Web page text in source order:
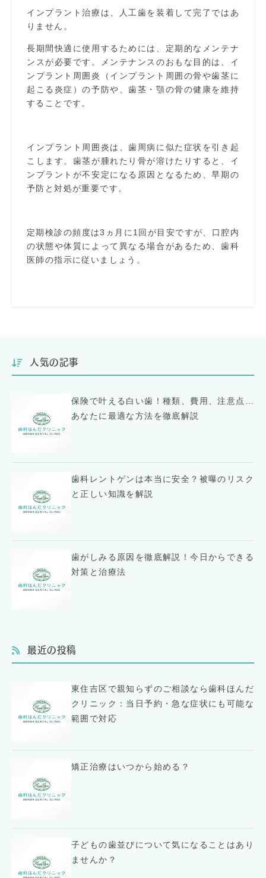
インプラント治療は、人工歯を装着して完了ではあ
りません。
長期間快適に使用するためには、定期的なメンテナ
ンスが必要です。メンテナンスのおもな目的は、イ
ンプラント周囲炎（インプラント周囲の骨や歯茎に
起こる炎症）の予防や、歯茎・顎の骨の健康を維持
することです。
インプラント周囲炎は、歯周病に似た症状を引き起
こします。歯茎が腫れたり骨が溶けたりすると、イ
ンプラントが不安定になる原因となるため、早期の
予防と対処が重要です。
定期検診の頻度は3ヵ月に1回が目安ですが、口腔内
の状態や体質によって異なる場合があるため、歯科
医師の指示に従いましょう。
人気の記事
保険で叶える白い歯！種類、費用、注意点…
あなたに最適な方法を徹底解説
歯科レントゲンは本当に安全？被曝のリスク
と正しい知識を解説
歯がしみる原因を徹底解説！今日からできる
対策と治療法
最近の投稿
東住吉区で親知らずのご相談なら歯科ほんだ
クリニック：当日予約・急な症状にも可能な
範囲で対応
矯正治療はいつから始める？
子どもの歯並びについて気になることはあり
ませんか？